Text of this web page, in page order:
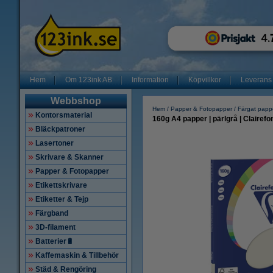
Hem Om 123ink AB Information Köpvillkor Leverans
Webbshop
Kontorsmaterial
Bläckpatroner
Lasertoner
Skrivare & Skanner
Papper & Fotopapper
Etikettskrivare
Etiketter & Tejp
Färgband
3D-filament
Batterier🔋
Kaffemaskin & Tillbehör
Städ & Rengöring
Hem Papper & Fotopapper Färgat
​​​​​​​160g A4 papper | pärlgrå |